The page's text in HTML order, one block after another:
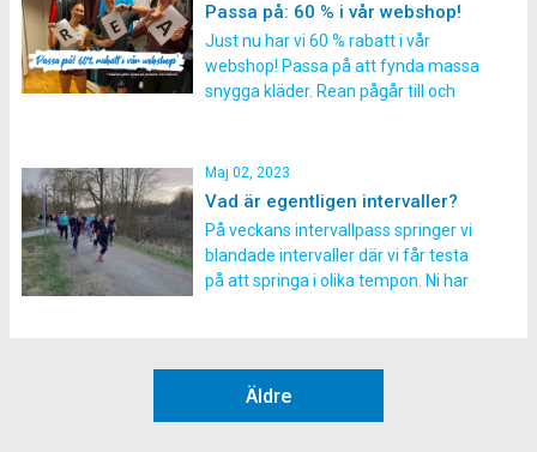
inte fyllt på med kolhydrater på rätt
sätt är det stor risk att du hamnar i […]
Passa på: 60 % i vår webshop!
Just nu har vi 60 % rabatt i vår
webshop! Passa på att fynda massa
snygga kläder. Rean pågår till och
Maj 02, 2023
Vad är egentligen intervaller?
På veckans intervallpass springer vi
blandade intervaller där vi får testa
på att springa i olika tempon. Ni har
har tränat på det sättet kan det vara
lite förvirrande vad det […]
Äldre